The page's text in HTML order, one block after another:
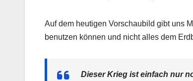
Auf dem heutigen Vorschaubild gibt uns
benutzen können und nicht alles dem
Dieser Krieg ist einfach nur